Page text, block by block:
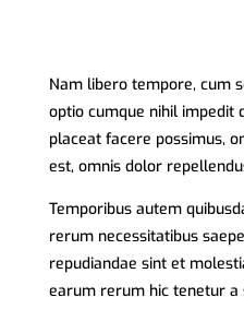
Nam libero tempore, cum
optio cumque nihil impedit
placeat facere possimus,
est, omnis dolor
Temporibus autem
rerum necessitatibus
repudiandae sint et
earum rerum hic tenetur a